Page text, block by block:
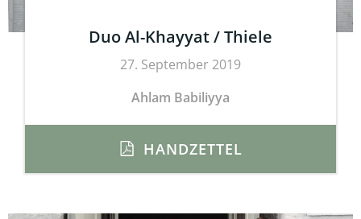
Duo Al-Khayyat / Thiele
27. September 2019
Ahlam Babiliyya
HANDZETTEL